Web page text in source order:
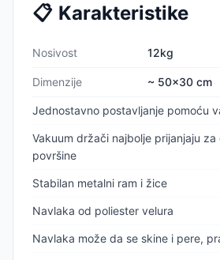
📋 Karakteristike
Nosivost 12kg
Dimenzije ~ 50x30 cm
Jednostavno postavljanje pomoću
Vakuum držači najbolje prijanjaju
površine
Stabilan metalni ram i žice
Navlaka od poliester velura
Navlaka može da se skine i pere,